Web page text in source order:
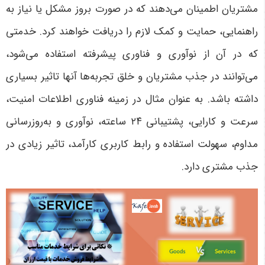
مشتریان اطمینان می‌دهند که در صورت بروز مشکل یا نیاز به
راهنمایی، حمایت و کمک لازم را دریافت خواهند کرد. خدمتی
که در آن‌ از نوآوری و فناوری پیشرفته استفاده می‌شود،
می‌توانند در جذب مشتریان و خلق تجربه‌ها آنها تاثیر بسیاری
داشته باشد. به عنوان مثال در زمینه فناوری اطلاعات امنیت،
سرعت و کارایی، پشتیبانی ۲۴ ساعته، نوآوری و به‌روزرسانی
مداوم، سهولت استفاده و رابط کاربری کارآمد، تاثیر زیادی در
جذب مشتری دارد.